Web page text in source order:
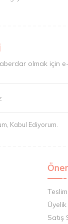
devam
olmak için
Kabul Ediyorum.
Satış